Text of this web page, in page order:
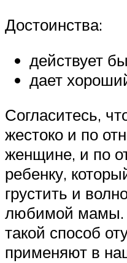
Достоинства:
действует
дает
Согласитесь,
жестоко и по
женщине, и по
ребенку,
грустить и
любимой мамы.
такой способ
применяют в